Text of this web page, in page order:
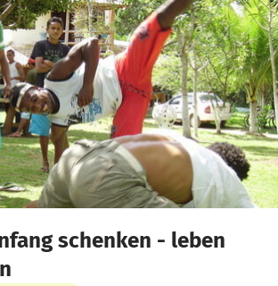
anzeigen
schenken - leben